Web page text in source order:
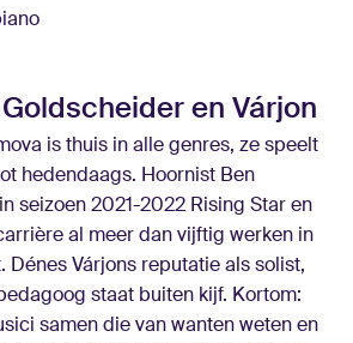
en Várjon
is thuis in alle genres, ze speelt
hedendaags. Hoornist Ben
seizoen 2021-2022 Rising Star en
al meer dan vijftig werken in
Várjons reputatie als solist,
staat buiten kijf. Kortom:
samen die van wanten weten en